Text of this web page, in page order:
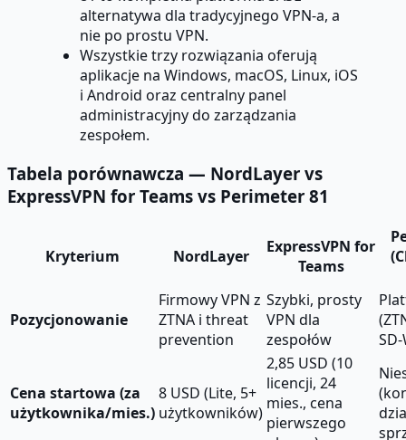
alternatywa dla tradycyjnego VPN-a, a
nie po prostu VPN.
Wszystkie trzy rozwiązania oferują
aplikacje na Windows, macOS, Linux, iOS
i Android oraz centralny panel
administracyjny do zarządzania
zespołem.
Tabela porównawcza — NordLayer vs
ExpressVPN for Teams vs Perimeter 81
Kryterium NordLayer
ExpressVPN for
Teams
Pozycjonowanie
Firmowy VPN z
ZTNA i threat
prevention
Szybki, prosty
VPN dla
zespołów
Cena startowa (za
użytkownika/mies.)
8 USD (Lite, 5+
użytkowników)
2,85 USD (10
licencji, 24
mies., cena
pierwszego